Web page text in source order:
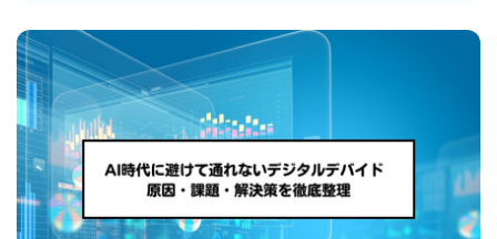
て
も
ご
介
し